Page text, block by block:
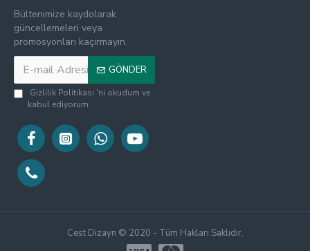
Bültenimize kaydolarak
güncellemeleri veya
promosyonları kaçırmayın.
GÖNDER
Gizlilik Politikası 'ni okudum ve
kabul ediyorum.
Cest Dizayn © 2020 - Tüm Hakları Saklıdır.